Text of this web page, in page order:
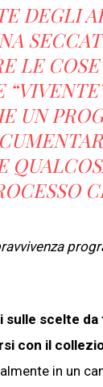
DEGLI
LE
UN
sulle scelte
con il
in un